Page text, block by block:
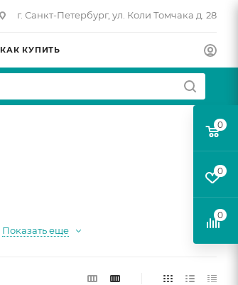
г. Санкт-Петербург, ул. Коли Томчака д. 28
КАК КУПИТЬ
Показать еще
0
0
0